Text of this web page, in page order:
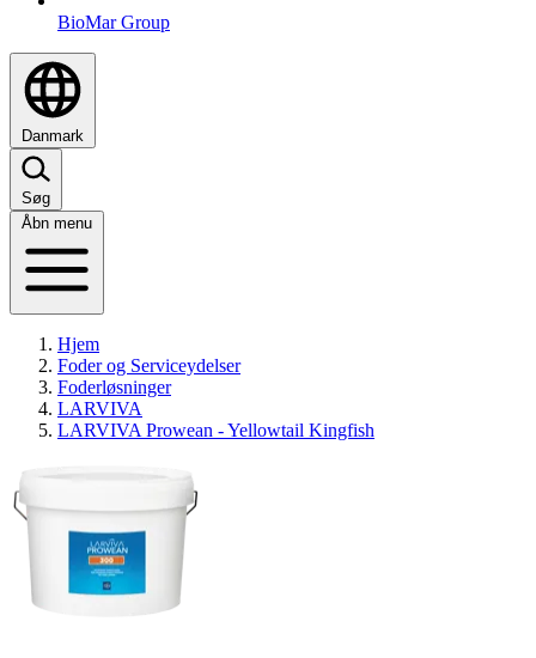
BioMar Group
Danmark
Søg
Åbn menu
Hjem
Foder og Serviceydelser
Foderløsninger
LARVIVA
LARVIVA Prowean - Yellowtail Kingfish